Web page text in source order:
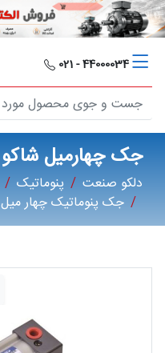
دلکو
صنعت
محصولات
مصارف
صنعتی
مقالات
44000034 - 021
جک چهارمیل شاکو
دلکو صنعت پنوماتیک
جک پنوماتیک چهار میل